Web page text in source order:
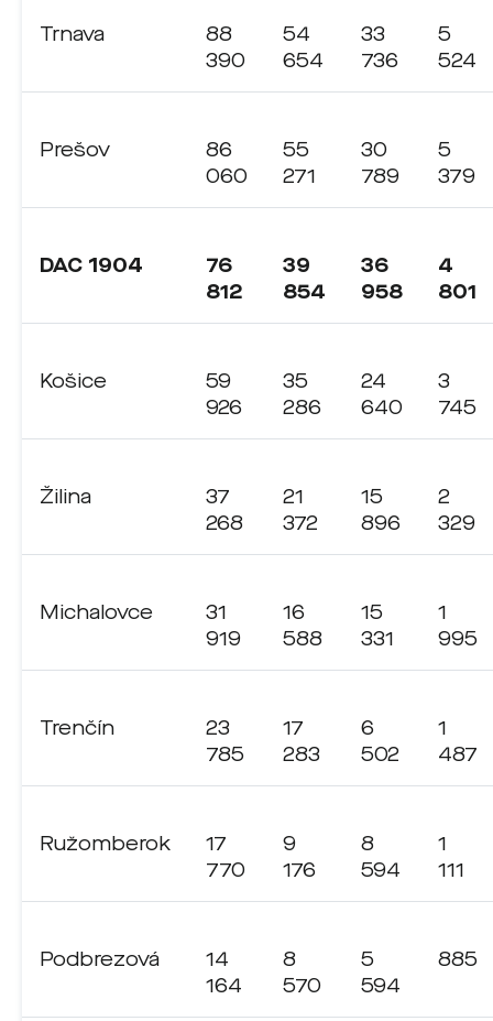
Trnava
88
390
54
654
33
736
5
524
Prešov
86
060
55
271
30
789
5
379
DAC 1904
76
812
39
854
36
958
4
801
Košice
59
926
35
286
24
640
3
745
Žilina
37
268
21
372
15
896
2
329
Michalovce
31
919
16
588
15
331
1
995
Trenčín
23
785
17
283
6
502
1
487
Ružomberok
17
770
9
176
8
594
1
111
Podbrezová
14
164
8
570
5
594
885